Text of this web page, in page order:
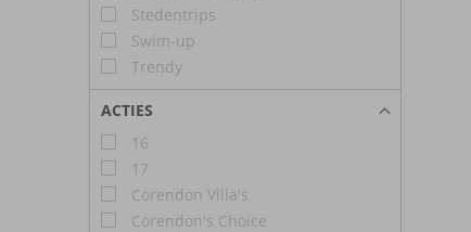
Stedentrips
Swim-up
Trendy
ACTIES
16
17
Corendon Villa's
Corendon's Choice